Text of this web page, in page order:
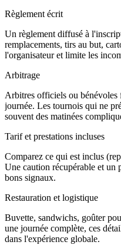
Règlement écrit
Un règlement diffusé à
remplacements, tirs au but,
l'organisateur et limite les
Arbitrage
Arbitres officiels ou
journée. Les tournois qui ne
souvent des matinées
Tarif et prestations incluses
Comparez ce qui est inclus
Une caution récupérable et un
bons signaux.
Restauration et logistique
Buvette, sandwichs, goûter
une journée complète, ces
dans l'expérience globale.